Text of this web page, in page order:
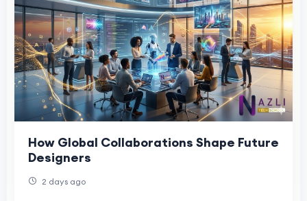
How Global Collaborations Shape Future
Designers
2 days ago